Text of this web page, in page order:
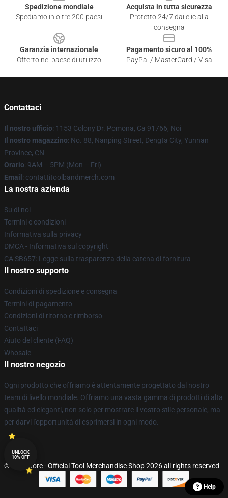
Spedizione mondiale
Spediamo in oltre 200 paesi
Acquista in tutta sicurezza
Protetto 24/7 dai clic alla
consegna
Garanzia internazionale
Offerto nel paese di utilizzo
Pagamento sicuro al 100%
PayPal / MasterCard / Visa
Contattaci
Il nostro ufficio: 1153 Colony Dr. Pomona, Ca 91766, Noi
Il nostro magazzino: No. 88, Nanping Street, Dengta City, Yunnan
Province, CN
Orario: 9AM – 5PM (Mon – Fri)
Email : contattitoolbandmerch.com
La nostra azienda
Su di noi
Termini e condizioni
Informativa sulla privacy
DMCA - Informativa sul copyright
CA SB657: Legge sulla trasparenza della catena di fornitura
Il nostro supporto
Condizioni di spedizione e consegna
Termini di pagamento
Condizioni di ritorno e rimborso
Contattaci
Aiuto del cliente (FAQ)
Whosale
Il nostro negozio
Ogni prodotto che offriamo è attentamente progettato dal nostro
team di livello mondiale. Offriamo una vasta gamma di prodotti di alta
qualità ed eleganti, non solo per mostrare il vostro stile personale, ma
per darvi l'opportunità di esprimersi in ogni modo.
© Tool Store - Official Tool Merchandise Shop 2026 all rights reserved
Help
UNLOCK
10% OFF